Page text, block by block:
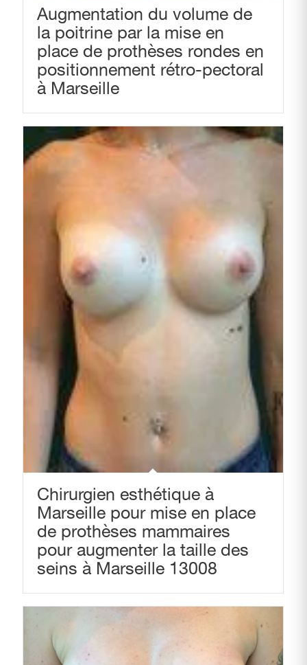
Augmentation du volume de
la poitrine par la mise en
place de prothèses rondes en
positionnement rétro-pectoral
à Marseille
Chirurgien esthétique à
Marseille pour mise en place
de prothèses mammaires
pour augmenter la taille des
seins à Marseille 13008